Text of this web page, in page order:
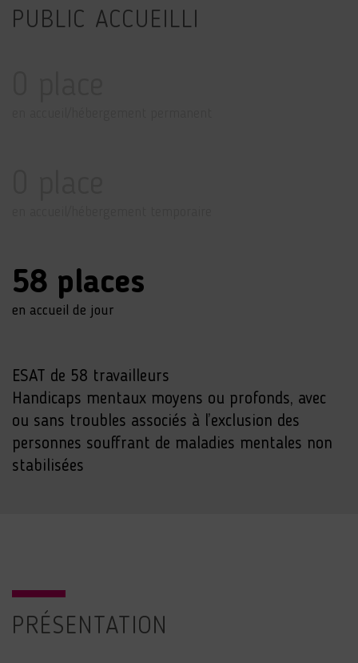
PUBLIC ACCUEILLI
58 places
en accueil de jour
ESAT de 58 travailleurs
Handicaps mentaux moyens ou profonds, avec
ou sans troubles associés à l’exclusion des
personnes souffrant de maladies mentales non
stabilisées
PRÉSENTATION